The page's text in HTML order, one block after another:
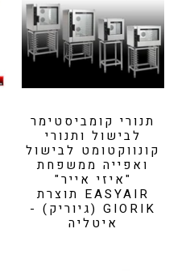
תנורי קומביסטימר
לבישול ותנורי
קונווקטומט לבישול
ואפייה ממשפחת
"איזי אייר"
EASYAIR תוצרת
GIORIK (גיוריק) -
איטליה